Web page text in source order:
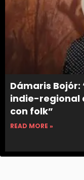
Dámaris Bojór:
indie-regional
con folk”
READ MORE »